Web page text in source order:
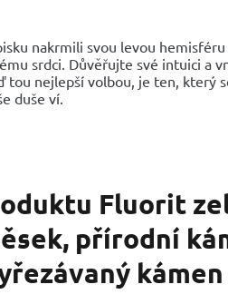
nakrmili svou levou
srdci. Důvěřujte své intuici a
tou nejlepší volbou, je ten, který
duše ví.
Fluorit
přírodní